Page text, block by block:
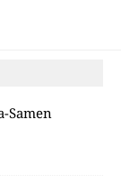
Samen